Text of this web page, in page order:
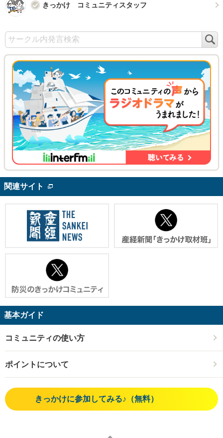
きっかけ コミュニティスタッフ
索
関連サイト
基本ガイド
コミュニティの使い方
ポイントについて
きっかけに参加してみる♪（無料）